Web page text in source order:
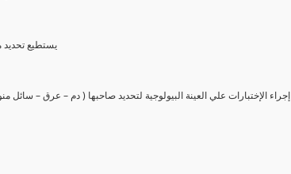
(6) يستطيع
(7) إجراء الإختبارات علي العينة البيولوجية لتحديد صاحبها ( دم – عرق –